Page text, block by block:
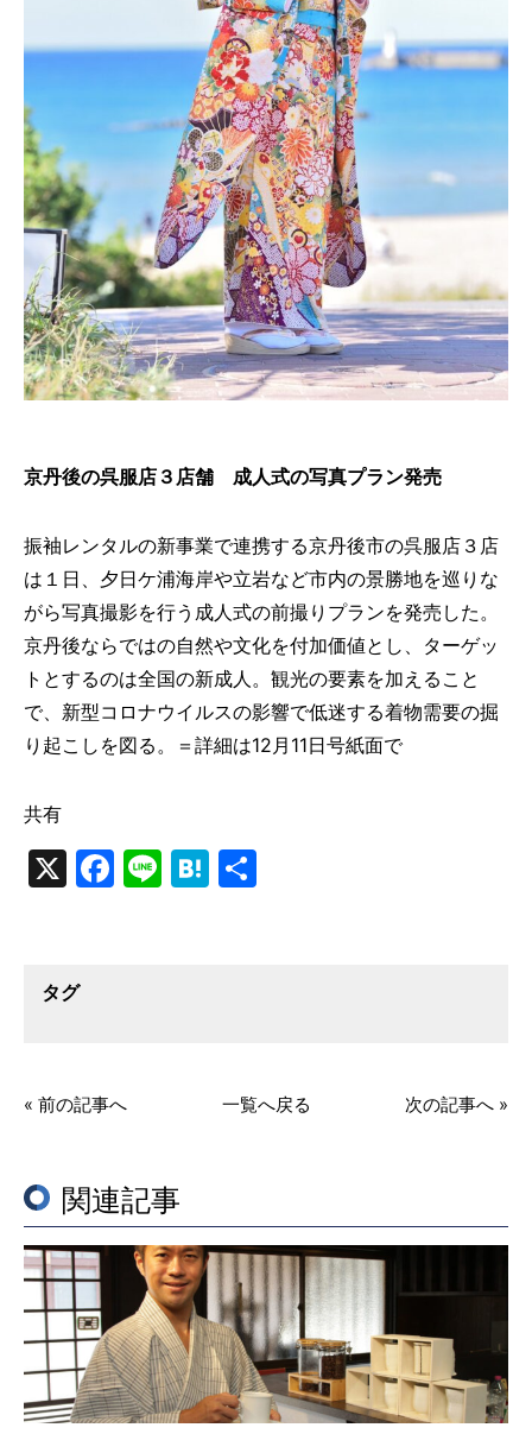
京丹後の呉服店３店舗 成人式の写真プラン発売
振袖レンタルの新事業で連携する京丹後市の呉服店３店
は１日、夕日ケ浦海岸や立岩など市内の景勝地を巡りな
がら写真撮影を行う成人式の前撮りプランを発売した。
京丹後ならではの自然や文化を付加価値とし、ターゲッ
トとするのは全国の新成人。観光の要素を加えること
で、新型コロナウイルスの影響で低迷する着物需要の掘
り起こしを図る。＝詳細は12月11日号紙面で
共有
X Facebook
LineHatena
タグ
« 前の記事へ 一覧へ戻る 次の記事へ »
関連記事